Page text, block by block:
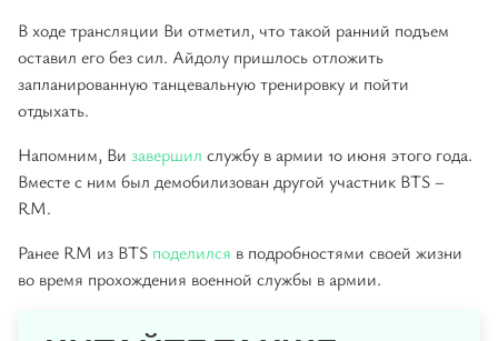
В ходе трансляции Ви отметил, что такой ранний подъем
оставил его без сил. Айдолу пришлось отложить
запланированную танцевальную тренировку и пойти
отдыхать.
Напомним, Ви завершил службу в армии 10 июня этого года.
Вместе с ним был демобилизован другой участник BTS –
RM.
Ранее RM из BTS поделился в подробностями своей жизни
во время прохождения военной службы в армии.